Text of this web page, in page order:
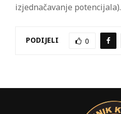
izjednačavanje potencijala).
PODIJELI 0